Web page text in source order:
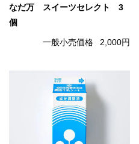
なだ万 スイーツセレクト 3
個
一般小売価格 2,000円